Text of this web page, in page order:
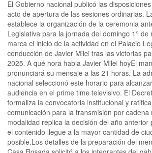
El Gobierno nacional publicó las
acto de apertura de las sesiones ordinarias.
establece la organización de la ceremonia
Legislativa para la jornada del domingo 1° de
marca el inicio de la actividad en el Palacio
conducción de Javier Milei tras las victorias
2025. A qué hora habla Javier Milei hoyEl
pronunciará su mensaje a las 21 horas. La
nacional seleccionó este horario para
audiencia en el prime time televisivo. El
formaliza la convocatoria institucional y
comunicación para la transmisión por cadena
modalidad replica la decisión del año anterior
el contenido llegue a la mayor cantidad de
posible.Los detalles de la preparación del